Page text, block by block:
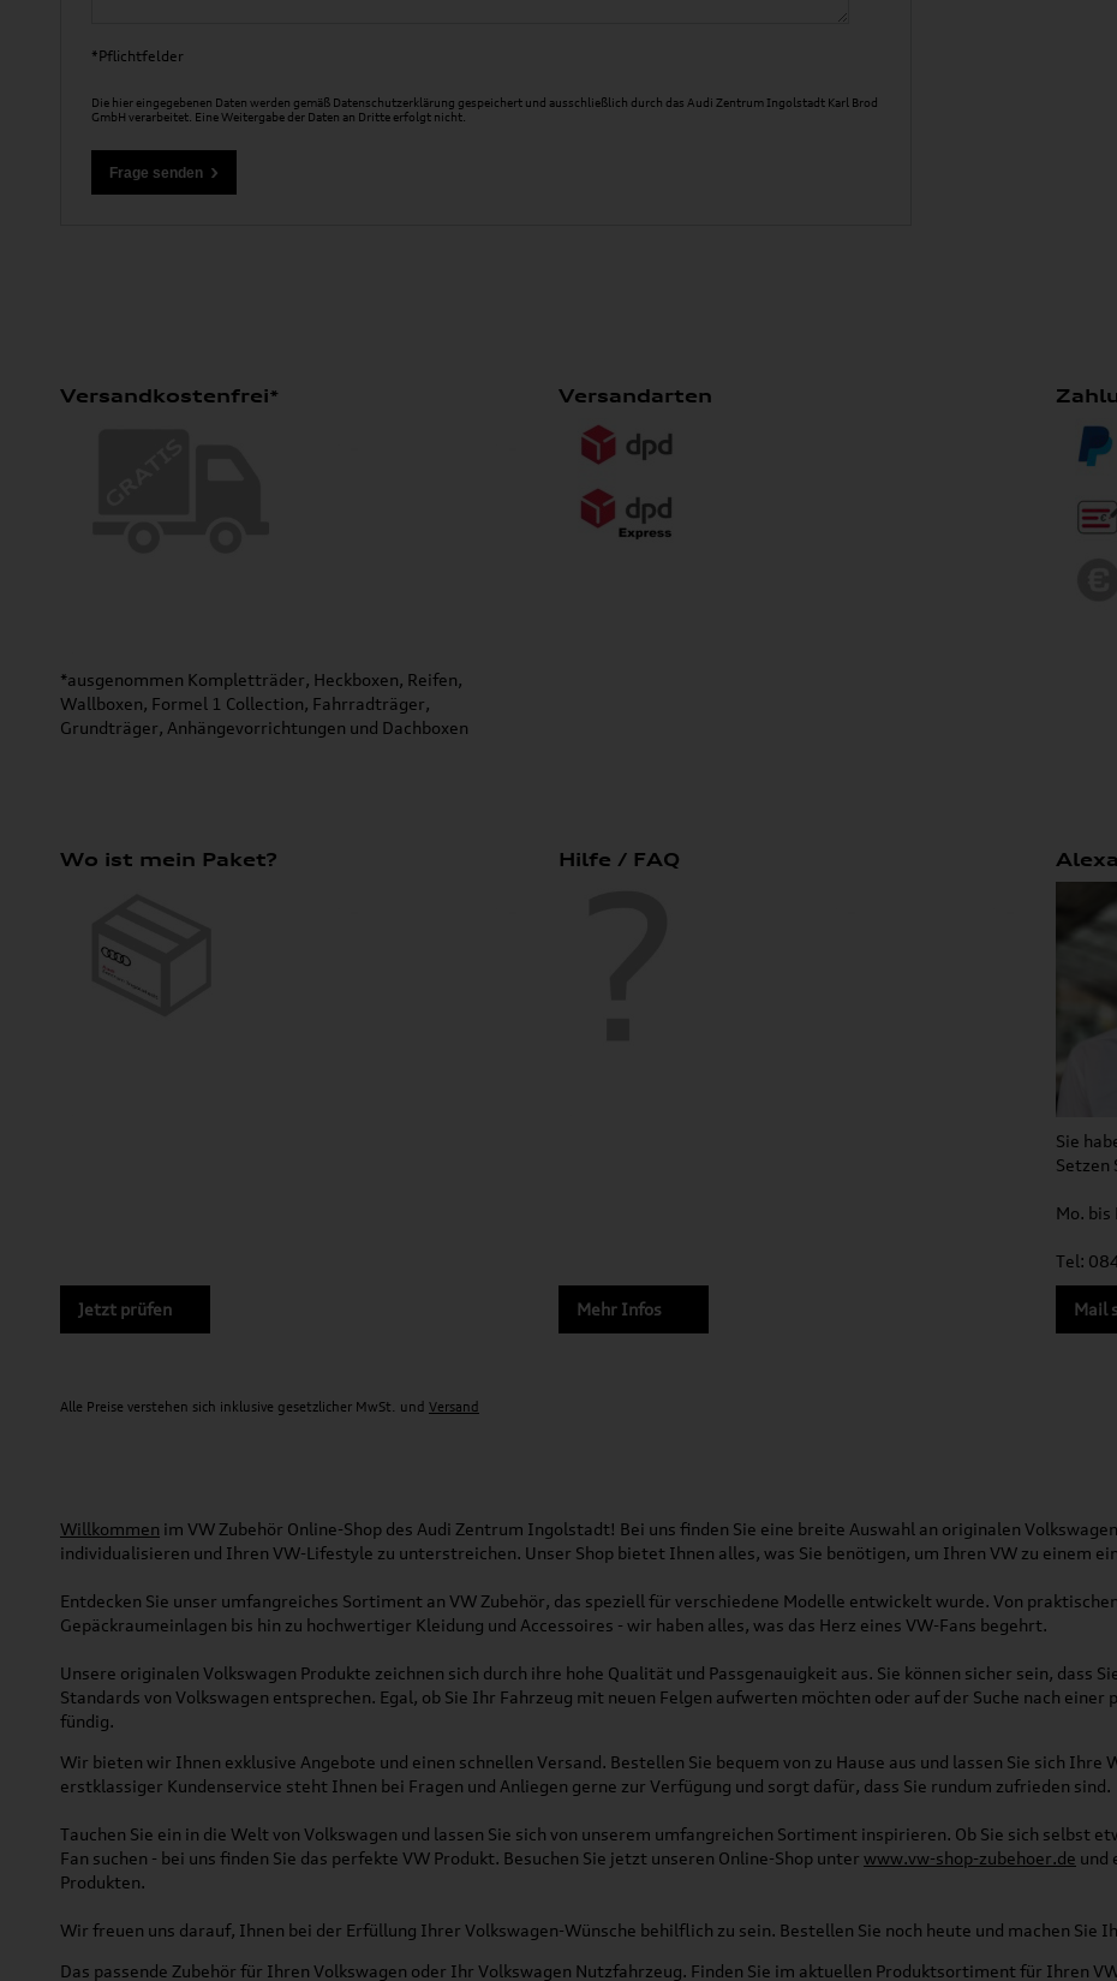
*Pflichtfelder
Die hier eingegebenen Daten werden gemäß Datenschutzerklärung gespeichert und ausschließlich durch das Audi Zentrum Ingolstadt Karl Brod
GmbH verarbeitet. Eine Weitergabe der Daten an Dritte erfolgt nicht.
Versandkostenfrei*
*ausgenommen Kompletträder, Heckboxen, Reifen,
Wallboxen, Formel 1 Collection, Fahrradträger,
Grundträger, Anhängevorrichtungen und Dachboxen
Versandarten
Wo ist mein Paket?
Jetzt prüfen
Hilfe / FAQ
Mehr Infos
Sie
Setzen
Mo.
Tel:
Mail
Alle Preise verstehen sich inklusive gesetzlicher MwSt. und Versand
Willkommen im VW Zubehör Online-Shop des Audi Zentrum Ingolstadt! Bei uns finden Sie eine breite Auswahl an originalen
individualisieren und Ihren VW-Lifestyle zu unterstreichen. Unser Shop bietet Ihnen alles, was Sie benötigen, um Ihren VW zu einem
Entdecken Sie unser umfangreiches Sortiment an VW Zubehör, das speziell für verschiedene Modelle entwickelt wurde. Von
Gepäckraumeinlagen bis hin zu hochwertiger Kleidung und Accessoires - wir haben alles, was das Herz eines VW-Fans begehrt.
Unsere originalen Volkswagen Produkte zeichnen sich durch ihre hohe Qualität und Passgenauigkeit aus. Sie können sicher sein, dass
Standards von Volkswagen entsprechen. Egal, ob Sie Ihr Fahrzeug mit neuen Felgen aufwerten möchten oder auf der Suche nach einer
fündig.
Wir bieten wir Ihnen exklusive Angebote und einen schnellen Versand. Bestellen Sie bequem von zu Hause aus und lassen Sie sich
erstklassiger Kundenservice steht Ihnen bei Fragen und Anliegen gerne zur Verfügung und sorgt dafür, dass Sie rundum zufrieden sind.
Tauchen Sie ein in die Welt von Volkswagen und lassen Sie sich von unserem umfangreichen Sortiment inspirieren. Ob Sie sich selbst
Fan suchen - bei uns finden Sie das perfekte VW Produkt. Besuchen Sie jetzt unseren Online-Shop unter www.vw-shop-zubehoer.de und
Produkten.
Wir freuen uns darauf, Ihnen bei der Erfüllung Ihrer Volkswagen-Wünsche behilflich zu sein. Bestellen Sie noch heute und machen Sie
Das passende Zubehör für Ihren Volkswagen oder Ihr Volkswagen Nutzfahrzeug. Finden Sie im aktuellen Produktsortiment für Ihren